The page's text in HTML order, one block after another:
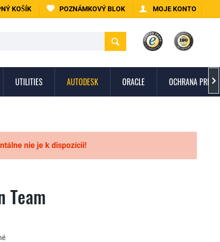
KOŠÍK POZNÁMKOVÝ BLOK MOJE KONTO
UTILITIES AUTODESK ORACLE OCHRANA PRED

nie je k dispozícii!
Team